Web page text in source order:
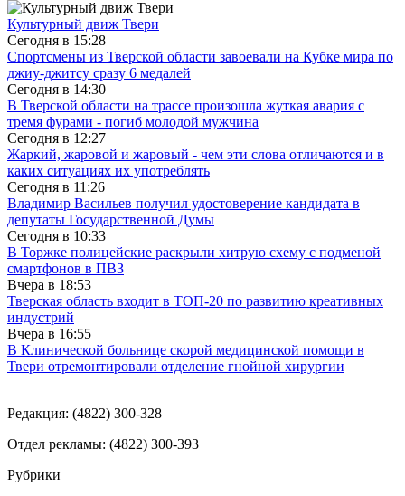
Культурный движ Твери
Сегодня в 15:28
Спортсмены из Тверской области завоевали на Кубке мира по
джиу-джитсу сразу 6 медалей
Сегодня в 14:30
В Тверской области на трассе произошла жуткая авария с
тремя фурами - погиб молодой мужчина
Сегодня в 12:27
Жаркий, жаровой и жаровый - чем эти слова отличаются и в
каких ситуациях их употреблять
Сегодня в 11:26
Владимир Васильев получил удостоверение кандидата в
депутаты Государственной Думы
Сегодня в 10:33
В Торжке полицейские раскрыли хитрую схему с подменой
смартфонов в ПВЗ
Вчера в 18:53
Тверская область входит в ТОП-20 по развитию креативных
индустрий
Вчера в 16:55
В Клинической больнице скорой медицинской помощи в
Твери отремонтировали отделение гнойной хирургии
Редакция: (4822) 300-328
Отдел рекламы: (4822) 300-393
Рубрики